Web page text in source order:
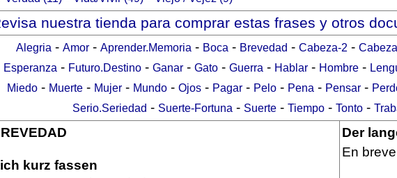
nuestra tienda para comprar estas frases y otros
Alegria - Amor- Aprender.Memoria - Boca - Brevedad - Cabeza-2 - Cabeza
Esperanza - Futuro.Destino - Ganar - Gato - Guerra - Hablar - Hombre -
Miedo - Muerte - Mujer - Mundo - Ojos - Pagar - Pelo - Pena - Pensar -
Serio.Seriedad - Suerte-Fortuna - Suerte- Tiempo- Tonto-
kurz fassen
Der
En